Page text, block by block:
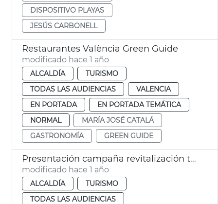
DISPOSITIVO PLAYAS
JESÚS CARBONELL
Restaurantes València Green Guide
modificado hace 1 año
ALCALDÍA
TURISMO
TODAS LAS AUDIENCIAS
VALENCIA
EN PORTADA
EN PORTADA TEMÁTICA
NORMAL
MARÍA JOSÉ CATALÁ
GASTRONOMÍA
GREEN GUIDE
Presentación campaña revitalización turística
modificado hace 1 año
ALCALDÍA
TURISMO
TODAS LAS AUDIENCIAS